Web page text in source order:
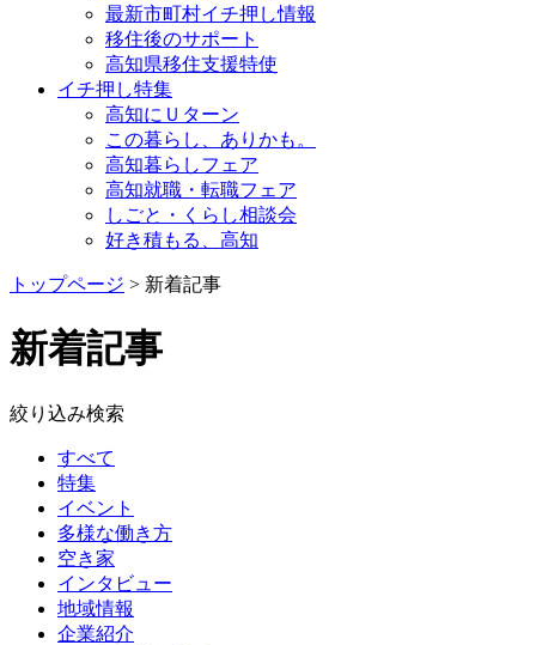
最新市町村イチ押し情報
移住後のサポート
高知県移住支援特使
イチ押し特集
高知にＵターン
この暮らし、ありかも。
高知暮らしフェア
高知就職・転職フェア
しごと・くらし相談会
好き積もる、高知
トップページ > 新着記事
新着記事
絞り込み検索
すべて
特集
イベント
多様な働き方
空き家
インタビュー
地域情報
企業紹介